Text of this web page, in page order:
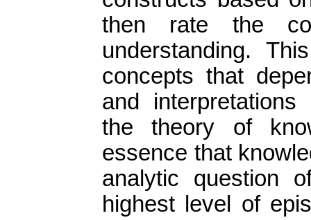
then rate the
understanding.
concepts that
and
the theory of
essence that
analytic question
highest level of